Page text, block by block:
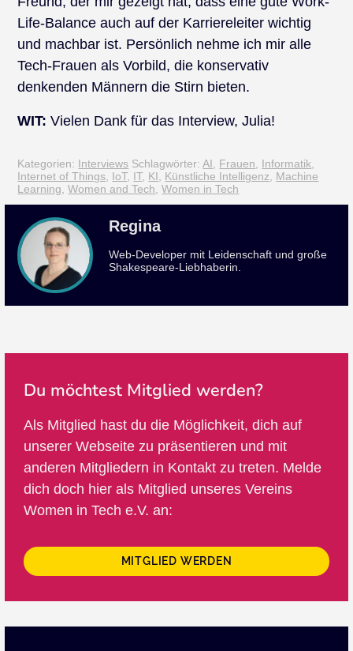
Life-Balance auch auf der Karriereleiter wichtig
und machbar ist. Persönlich nehme ich mir alle
Tech-Frauen als Vorbild, die konservativ
denkenden Männern die Stirn bieten.
WIT: Vielen Dank für das Interview, Julia!
Kategorien: Interviews Schlagwörter:AI Frauen Informatik
Internet of Things IoT, IT, KI Künstliche Intelligenz
Machine
Learning ,Women and Tech ,Women in Tech
Regina
Web-Developer mit Leidenschaft und große
Shakespeare-Liebhaberin.
Du möchtest Mitglied werden?
Als Mitglied hast du die Möglichkeit, dich auf
unserer Webseite zu präsentieren und mit
anderen Mitgliedern in Kontakt zu treten. Melde
dich doch hier als Mitglied unseres Vereins
Women in Tech e.V. an:
MITGLIED WERDEN